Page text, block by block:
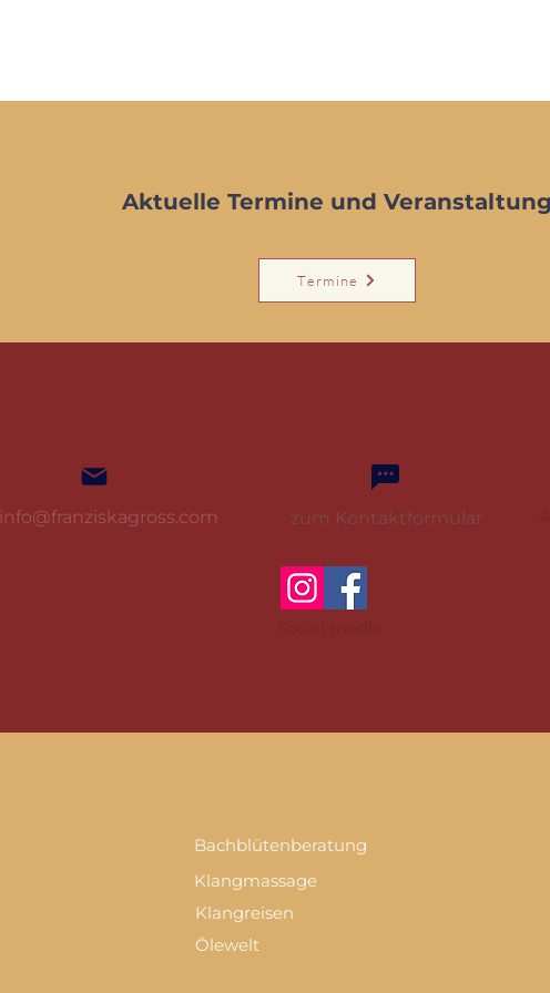
Aktuelle Termine und
Termine
info@franziskagross.com zum Kontaktformular
Bachblütenberatung
Klangmassage
Klangreisen
Ölewelt